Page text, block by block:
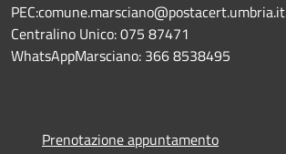
PEC:comune.marsciano@postacert.umbria.it
Centralino Unico: 075 87471
WhatsAppMarsciano: 366 8538495
Prenotazione appuntamento